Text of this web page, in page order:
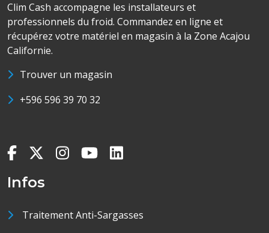
Clim Cash accompagne les installateurs et
professionnels du froid. Commandez en ligne et
récupérez votre matériel en magasin à la Zone Acajou
Californie.
Trouver un magasin
+596 596 39 70 32
Infos
Traitement Anti-Sargasses